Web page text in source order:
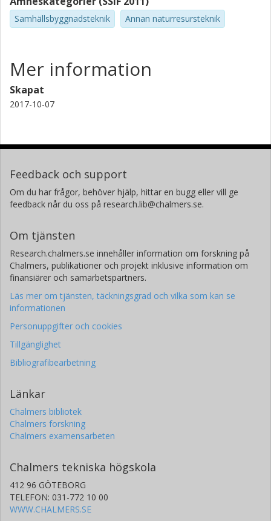
Samhällsbyggnadsteknik Annan naturresursteknik
Mer information
Skapat
2017-10-07
Feedback och support
Om du har frågor, behöver hjälp, hittar en bugg eller vill ge
feedback når du oss på research.lib@chalmers.se.
Om tjänsten
Research.chalmers.se innehåller information om forskning på
Chalmers, publikationer och projekt inklusive information om
finansiärer och samarbetspartners.
Läs mer om tjänsten, täckningsgrad och vilka som kan se
informationen
Personuppgifter och cookies
Tillgänglighet
Bibliografibearbetning
Länkar
Chalmers bibliotek
Chalmers forskning
Chalmers examensarbeten
Chalmers tekniska högskola
412 96 GÖTEBORG
TELEFON: 031-772 10 00
WWW.CHALMERS.SE